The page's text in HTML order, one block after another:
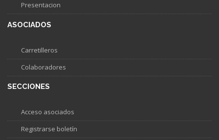
Presentacion
ASOCIADOS
Carretilleros
Colaboradores
SECCIONES
Acceso asociados
Registrarse boletín